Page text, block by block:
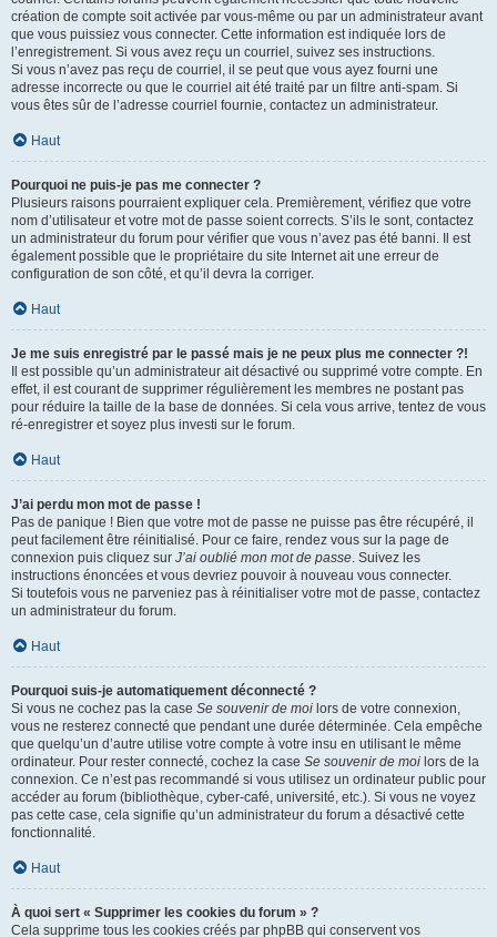
création de compte soit activée par vous-même ou par un administrateur avant
que vous puissiez vous connecter. Cette information est indiquée lors de
l’enregistrement. Si vous avez reçu un courriel, suivez ses instructions.
Si vous n’avez pas reçu de courriel, il se peut que vous ayez fourni une
adresse incorrecte ou que le courriel ait été traité par un filtre anti-spam. Si
vous êtes sûr de l’adresse courriel fournie, contactez un administrateur.
Haut
Pourquoi ne puis-je pas me connecter ?
Plusieurs raisons pourraient expliquer cela. Premièrement, vérifiez que votre
nom d’utilisateur et votre mot de passe soient corrects. S’ils le sont, contactez
un administrateur du forum pour vérifier que vous n’avez pas été banni. Il est
également possible que le propriétaire du site Internet ait une erreur de
configuration de son côté, et qu’il devra la corriger.
Haut
Je me suis enregistré par le passé mais je ne peux plus me connecter ?!
Il est possible qu’un administrateur ait désactivé ou supprimé votre compte. En
effet, il est courant de supprimer régulièrement les membres ne postant pas
pour réduire la taille de la base de données. Si cela vous arrive, tentez de vous
ré-enregistrer et soyez plus investi sur le forum.
Haut
J’ai perdu mon mot de passe !
Pas de panique ! Bien que votre mot de passe ne puisse pas être récupéré, il
peut facilement être réinitialisé. Pour ce faire, rendez vous sur la page de
connexion puis cliquez sur J’ai oublié mon mot de passe. Suivez les
instructions énoncées et vous devriez pouvoir à nouveau vous connecter.
Si toutefois vous ne parveniez pas à réinitialiser votre mot de passe, contactez
un administrateur du forum.
Haut
Pourquoi suis-je automatiquement déconnecté ?
Si vous ne cochez pas la case Se souvenir de moi lors de votre connexion,
vous ne resterez connecté que pendant une durée déterminée. Cela empêche
que quelqu’un d’autre utilise votre compte à votre insu en utilisant le même
ordinateur. Pour rester connecté, cochez la case Se souvenir de moi lors de la
connexion. Ce n’est pas recommandé si vous utilisez un ordinateur public pour
accéder au forum (bibliothèque, cyber-café, université, etc.). Si vous ne voyez
pas cette case, cela signifie qu’un administrateur du forum a désactivé cette
fonctionnalité.
Haut
À quoi sert « Supprimer les cookies du forum » ?
Cela supprime tous les cookies créés par phpBB qui conservent vos